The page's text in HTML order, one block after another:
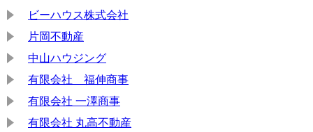
ビーハウス株式会社
片岡不動産
中山ハウジング
有限会社 福伸商事
有限会社 一澤商事
有限会社 丸高不動産